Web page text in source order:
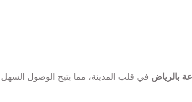
بالرياض في قلب المدينة، مما يتيح الوصول السهل